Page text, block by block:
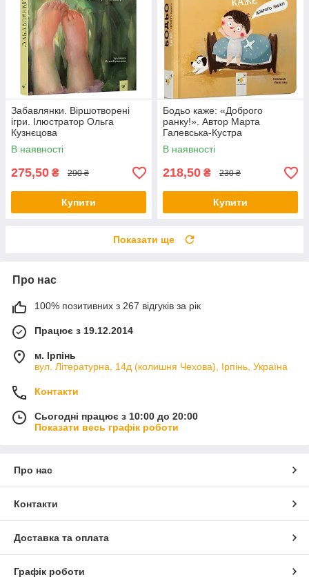
Забавлянки. Віршотворені
ігри. Ілюстратор Ольга
Кузнєцова
В наявності
275,50 ₴ 290 ₴
Купити
Бодьо каже: «Доброго
ранку!». Автор Марта
Галевська-Кустра
В наявності
218,50 ₴ 230 ₴
Купити
Показати ще
Про нас
100% позитивних з 267 відгуків за рік
Працює з 19.12.2014
м. Ірпінь
вул. Літературна, 14д (колишня Чехова), Ірпінь, Україна
Контакти
Сьогодні працює з 10:00 до 20:00
Показати весь графік роботи
Про нас
Контакти
Доставка та оплата
Графік роботи